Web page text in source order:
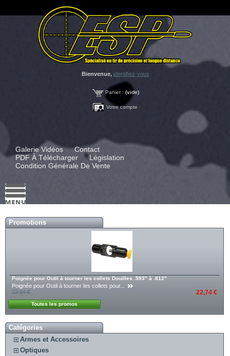
Bienvenue, identifiez-vous
Panier : (vide)
Votre compte
Galerie Vidéos
Contact
PDF À Télécharger
Législation
Condition Générale De Vente
Promotions
Poignée pour Outil à tourner les collets Douilles .593" à .812"
Poignée pour Outil à tourner les collets pour...
23,94 €
22,74 €
Toutes les promos
Catégories
Armes et Accessoires
Optiques